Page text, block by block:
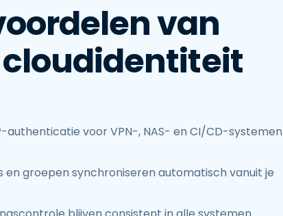
van
authenticatie voor VPN-, NAS- en CI/CD-systemen
en groepen synchroniseren automatisch vanuit je